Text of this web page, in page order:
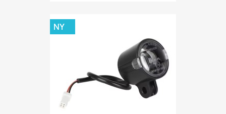
NY